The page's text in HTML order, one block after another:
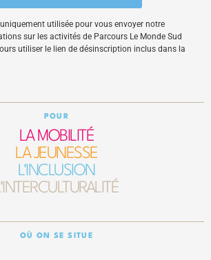
utilisée pour vous envoyer notre
sur les activités de Parcours Le Monde Sud
utiliser le lien de désinscription inclus dans la
POUR
LA MOBILITÉ
LA JEUNESSE
L'INCLUSION
OÙ ON SE SITUE